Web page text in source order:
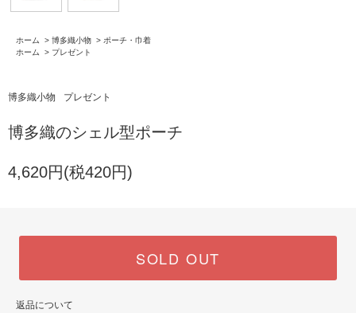
ホーム > 博多織小物 > ポーチ・巾着
ホーム
> プレゼント
博多織小物 プレゼント
博多織のシェル型ポーチ
4,620円(税420円)
SOLD OUT
返品について